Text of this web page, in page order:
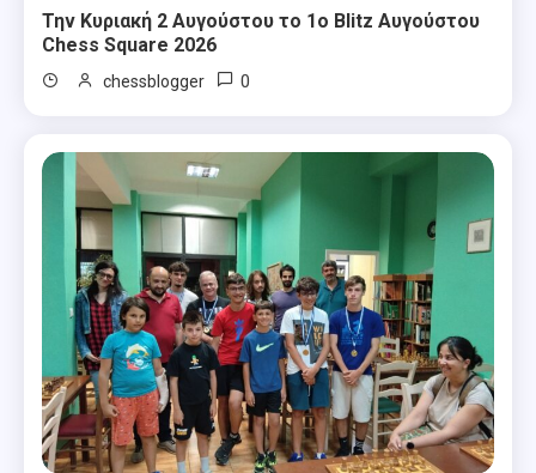
Την Κυριακή 2 Αυγούστου το 1ο Blitz Αυγούστου
Chess Square 2026
chessblogger 0